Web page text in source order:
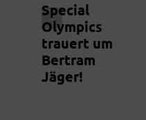
Special
Olympics
trauert um
Bertram
Jäger!